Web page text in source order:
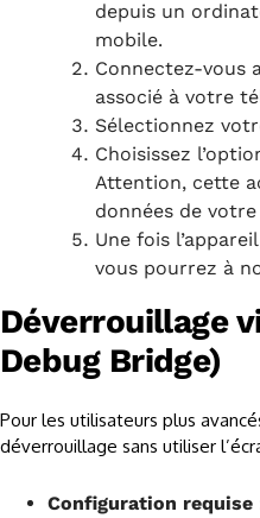
depuis un
mobile.
Connectez-vous
associé à votre
Sélectionnez
Choisissez
Attention, cette
données de
Une fois
vous pourrez à
Déverrouillage
Debug Bridge)
Pour les utilisateurs plus
déverrouillage sans utiliser
Configuration requise